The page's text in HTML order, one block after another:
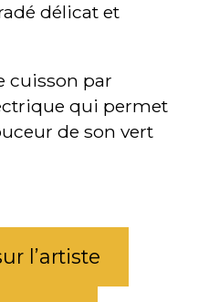
délicat et
cuisson par
qui permet
de son vert
l’artiste